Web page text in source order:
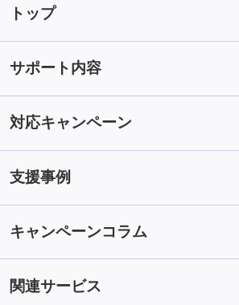
トップ
サポート内容
対応キャンペーン
支援事例
キャンペーンコラム
関連サービス